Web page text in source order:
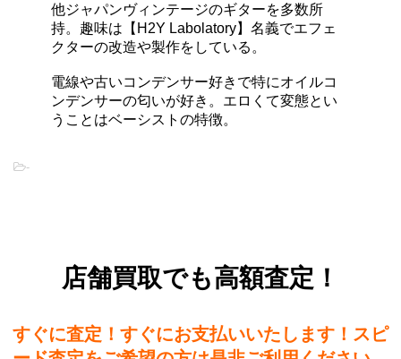
他ジャパンヴィンテージのギターを多数所
持。趣味は【H2Y Labolatory】名義でエフェ
クターの改造や製作をしている。
電線や古いコンデンサー好きで特にオイルコ
ンデンサーの匂いが好き。エロくて変態とい
うことはベーシストの特徴。
-
店舗買取でも高額査定！
すぐに査定！すぐにお支払いいたします！スピ